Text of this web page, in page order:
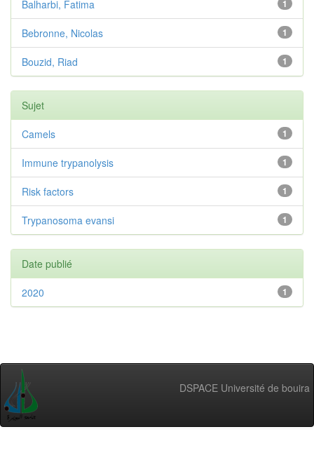
1
Balharbi, Fatima
1
Bebronne, Nicolas
1
Bouzid, Riad
Sujet
1
Camels
1
Immune trypanolysis
1
Risk factors
1
Trypanosoma evansi
Date publié
1
2020
DSPACE Université de bouira